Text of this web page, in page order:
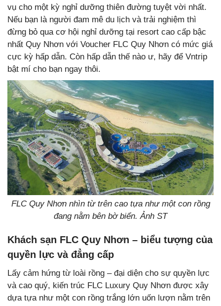
vụ cho một kỳ nghỉ dưỡng thiên đường tuyệt vời nhất.
Nếu bạn là người đam mê du lịch và trải nghiệm thì
đừng bỏ qua cơ hội nghỉ dưỡng tại resort cao cấp bậc
nhất Quy Nhơn với Voucher FLC Quy Nhơn có mức giá
cực kỳ hấp dẫn. Còn hấp dẫn thế nào ư, hãy để Vntrip
bật mí cho bạn ngay thôi.
FLC Quy Nhơn nhìn từ trên cao tựa như một con rồng
đang nằm bên bờ biển. Ảnh ST
Khách sạn FLC Quy Nhơn – biểu tượng của
quyền lực và đẳng cấp
Lấy cảm hứng từ loài rồng – đại diện cho sự quyền lực
và cao quý, kiến trúc FLC Luxury Quy Nhơn được xây
dựa tựa như một con rồng trắng lớn uốn lượn nằm trên